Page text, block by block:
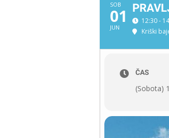
SOB
01
JUN
12:30 -
Kriški
ČAS
(Sobota)